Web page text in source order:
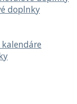
doplnky